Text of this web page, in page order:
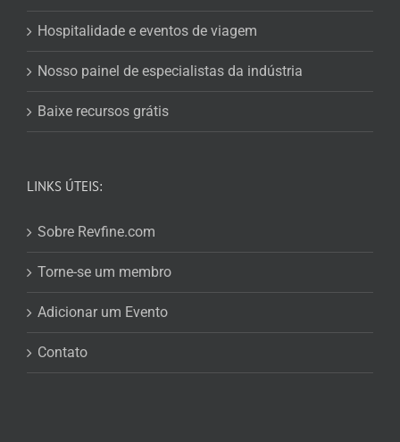
Hospitalidade e eventos de viagem
Nosso painel de especialistas da indústria
Baixe recursos grátis
LINKS ÚTEIS:
Sobre Revfine.com
Torne-se um membro
Adicionar um Evento
Contato